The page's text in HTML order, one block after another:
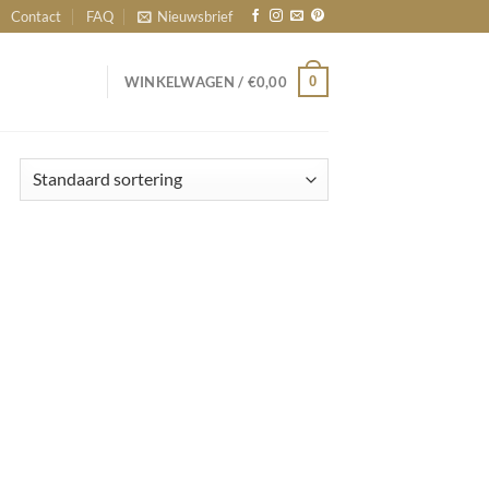
Contact FAQ Nieuwsbrief
WINKELWAGEN / €0,00 0